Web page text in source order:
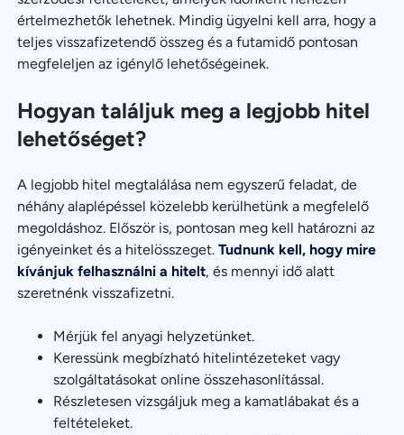
értelmezhetők lehetnek. Mindig ügyelni kell arra, hogy a
teljes visszafizetendő összeg és a futamidő pontosan
megfeleljen az igénylő lehetőségeinek.
Hogyan találjuk meg a legjobb hitel
lehetőséget?
A legjobb hitel megtalálása nem egyszerű feladat, de
néhány alaplépéssel közelebb kerülhetünk a megfelelő
megoldáshoz. Először is, pontosan meg kell határozni az
igényeinket és a hitelösszeget.Tudnunk kell, hogy mire
kívánjuk felhasználni a hitelt, és mennyi idő alatt
szeretnénk visszafizetni.
Mérjük fel anyagi helyzetünket.
Keressünk megbízható hitelintézeteket vagy
szolgáltatásokat online összehasonlítással.
Részletesen vizsgáljuk meg a kamatlábakat és a
feltételeket.